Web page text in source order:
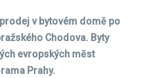
v bytovém domě po
Chodova. Byty
evropských měst
Prahy.